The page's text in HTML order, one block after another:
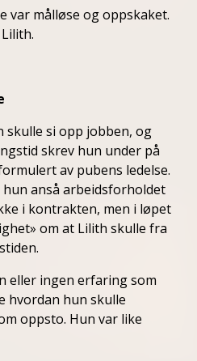
var målløse og oppskaket.
skulle si opp jobben, og
skrev hun under på
av pubens ledelse.
anså arbeidsforholdet
i kontrakten, men i løpet
om at Lilith skulle fra
eller ingen erfaring som
hvordan hun skulle
oppsto. Hun var like